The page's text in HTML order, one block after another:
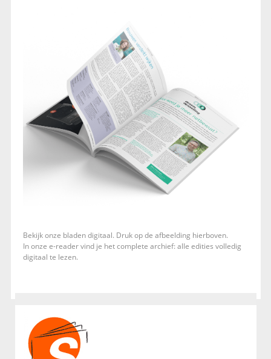
Bekijk onze bladen digitaal. Druk op de afbeelding hierboven.
In onze e-reader vind je het complete archief: alle edities volledig
digitaal te lezen.